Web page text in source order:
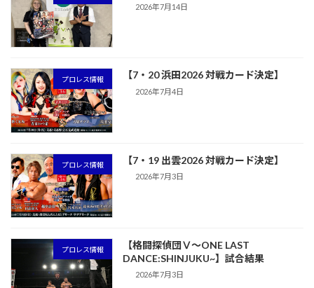
2026年7月14日
プロレス情報 【7・20 浜田2026 対戦カード決定】
2026年7月4日
プロレス情報 【7・19 出雲2026 対戦カード決定】
2026年7月3日
プロレス情報
【格闘探偵団Ⅴ～ONE LAST
DANCE:SHINJUKU~】試合結果
2026年7月3日